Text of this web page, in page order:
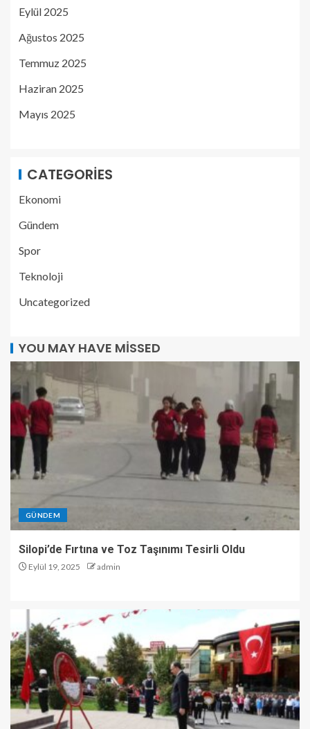
Eylül 2025
Ağustos 2025
Temmuz 2025
Haziran 2025
Mayıs 2025
CATEGORIES
Ekonomi
Gündem
Spor
Teknoloji
Uncategorized
YOU MAY HAVE MISSED
GÜNDEM
Silopi’de Fırtına ve Toz Taşınımı Tesirli Oldu
Eylül 19, 2025 admin